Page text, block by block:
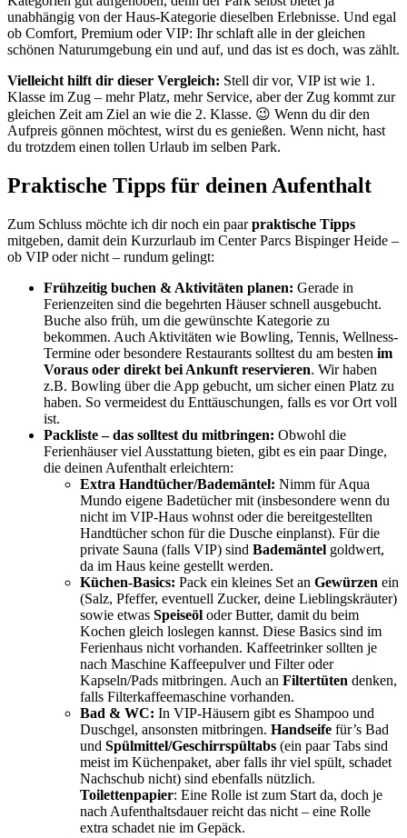
unabhängig von der Haus-Kategorie dieselben Erlebnisse. Und egal
ob Comfort, Premium oder VIP: Ihr schlaft alle in der gleichen
schönen Naturumgebung ein und auf, und das ist es doch, was zählt.
Vielleicht hilft dir dieser Vergleich: Stell dir vor, VIP ist wie 1.
Klasse im Zug – mehr Platz, mehr Service, aber der Zug kommt zur
gleichen Zeit am Ziel an wie die 2. Klasse. 😉 Wenn du dir den
Aufpreis gönnen möchtest, wirst du es genießen. Wenn nicht, hast
du trotzdem einen tollen Urlaub im selben Park.
Praktische Tipps für deinen Aufenthalt
Zum Schluss möchte ich dir noch ein paarpraktische Tipps
mitgeben, damit dein Kurzurlaub im Center Parcs Bispinger Heide –
ob VIP oder nicht – rundum gelingt:
Frühzeitig buchen & Aktivitäten planen: Gerade in
Ferienzeiten sind die begehrten Häuser schnell ausgebucht.
Buche also früh, um die gewünschte Kategorie zu
bekommen. Auch Aktivitäten wie Bowling, Tennis, Wellness-
Termine oder besondere Restaurants solltest du am besten im
Voraus oder direkt bei Ankunft reservieren. Wir haben
z.B. Bowling über die App gebucht, um sicher einen Platz zu
haben. So vermeidest du Enttäuschungen, falls es vor Ort voll
ist.
Packliste – das solltest du mitbringen: Obwohl die
Ferienhäuser viel Ausstattung bieten, gibt es ein paar Dinge,
die deinen Aufenthalt erleichtern:
Extra Handtücher/Bademäntel: Nimm für Aqua
Mundo eigene Badetücher mit (insbesondere wenn du
nicht im VIP-Haus wohnst oder die bereitgestellten
Handtücher schon für die Dusche einplanst). Für die
private Sauna (falls VIP) sind Bademäntel goldwert,
da im Haus keine gestellt werden.
Küchen-Basics: Pack ein kleines Set an Gewürzen ein
(Salz, Pfeffer, eventuell Zucker, deine Lieblingskräuter)
sowie etwas Speiseöl oder Butter, damit du beim
Kochen gleich loslegen kannst. Diese Basics sind im
Ferienhaus nicht vorhanden. Kaffeetrinker sollten je
nach Maschine Kaffeepulver und Filter oder
Kapseln/Pads mitbringen. Auch an Filtertüten denken,
falls Filterkaffeemaschine vorhanden.
Bad & WC: In VIP-Häusern gibt es Shampoo und
Duschgel, ansonsten mitbringen. Handseife für’s Bad
und Spülmittel/Geschirrspültabs (ein paar Tabs sind
meist im Küchenpaket, aber falls ihr viel spült, schadet
Nachschub nicht) sind ebenfalls nützlich.
Toilettenpapier: Eine Rolle ist zum Start da, doch je
nach Aufenthaltsdauer reicht das nicht – eine Rolle
extra schadet nie im Gepäck.